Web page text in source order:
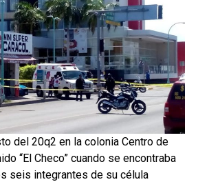
del 20q2 en la colonia Centro de
“El Checo” cuando se encontraba
seis integrantes de su célula